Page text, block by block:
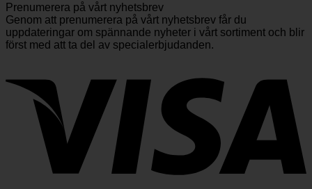
Prenumerera på vårt nyhetsbrev
Genom att prenumerera på vårt nyhetsbrev får du
uppdateringar om spännande nyheter i vårt sortiment och blir
först med att ta del av specialerbjudanden.